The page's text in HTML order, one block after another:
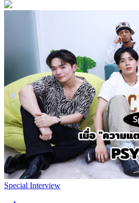
Special Interview